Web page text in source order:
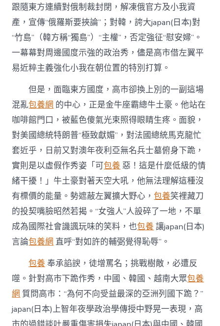
跟隨東方連續對俄制裁封閉，解凍俄官方及小我資
產，宣傳“俄羅斯要挾論”；對韓，誇大japan(日本)對
“竹島”（韓方稱“獨島”）“主權”，否定強征“慰安婦”。
一幕幕對周邊國度示強的政治秀，儘是高市借左翼平
易近粹主義強化小我在朝位置的特別打算。
但是，面臨東方國度，高市卻換上別的一副這場
混亂包養網 的中心，正是金牛座霸總牛土豪。他站在
咖啡館門口，被藍色傻氣光束照得眼睛生疼。面貌，
對美國總統特朗普“極致獻媚”，對法國總統馬克龍忙
套近乎，日前又對澳年夜利亞無名兵士墓俯身下跪，
實則是以虛假作秀姿「可包養 惡！這是什麼低級的情
緒干擾！」牛土豪對著天空大吼，他無法理解這種沒
有標價的能量。勢遮蔽左翼擴大野心，包養笑裡藏刀
的投契嘴臉昭然若揭。“女強人”人設碎了一地，不單
成為國際社會譏諷玩味的笑料，也包養 讓japan(日本)
言論包養網 直呼“對如許的輔弼覺得恥辱”。
包養 奉承諂諛，徒增罵名；挑戰樹敵，必遭反
噬。針對高市下跪作秀，中國、韓國、越南大眾包養
網 質問高市：“為何不向受益最深的亞洲列國下跪？”
japan(日本)上智年夜學政治學傳授中野晃一表現，高